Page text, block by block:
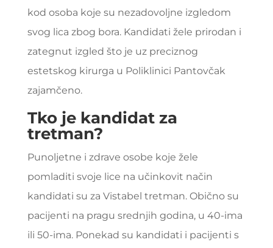
kod osoba koje su nezadovoljne izgledom
svog lica zbog bora. Kandidati žele prirodan i
zategnut izgled što je uz preciznog
estetskog kirurga u Poliklinici Pantovčak
zajamčeno.
Tko je kandidat za
tretman?
Punoljetne i zdrave osobe koje žele
pomladiti svoje lice na učinkovit način
kandidati su za Vistabel tretman. Obično su
pacijenti na pragu srednjih godina, u 40-ima
ili 50-ima. Ponekad su kandidati i pacijenti s